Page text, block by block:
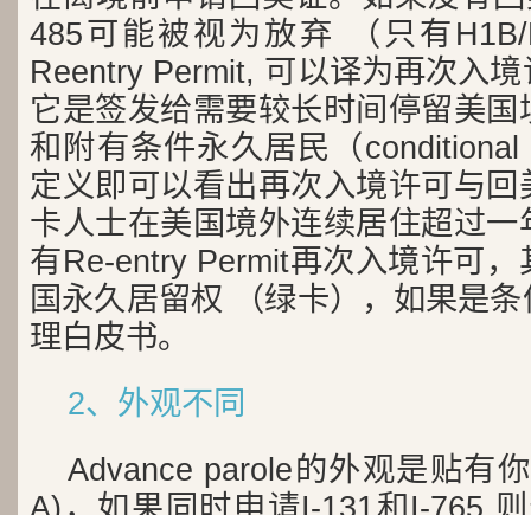
485可能被视为放弃 （只有
Reentry Permit, 可以译为再次入
它是签发给需要较长时间停留美
和附有条件永久居民（
定义即可以看出再次入境许可与
卡人士在美国境外连续居住超过
有Re-entry Permit再次入境许可
国永久居留权 （绿卡），如果是
理白皮书。
2、外观不同
Advance parole的外观是贴有
A)，如果同时申请I-131和I-765,